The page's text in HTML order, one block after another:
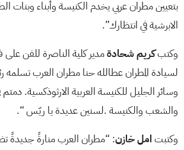
بتعيين مطران عربي يخدم الكنيسة وأبناء وبنات
الابرشية في انتظارك”.
وكتبكريم شحادةمدير كلية الناصرة للفن
لسيادة المطران عطالله حنا مطران العرب تسلمه
وسائر الجليل للكنيسة العربية الارثوذكسية.
والشعب والكنيسة .لسنين عديدة يا ريّس “.
وكتبت امل خازن: “مطران العرب منارةً جديدةً